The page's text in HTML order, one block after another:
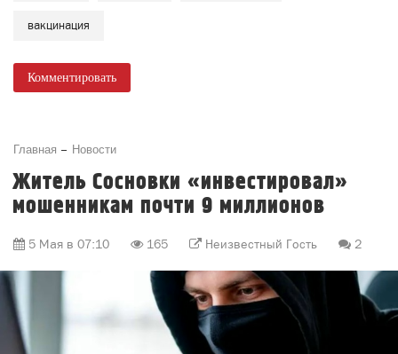
вакцинация
Комментировать
Главная Новости
Житель Сосновки «инвестировал»
мошенникам почти 9 миллионов
5 Мая в 07:10 165 Неизвестный Гость 2